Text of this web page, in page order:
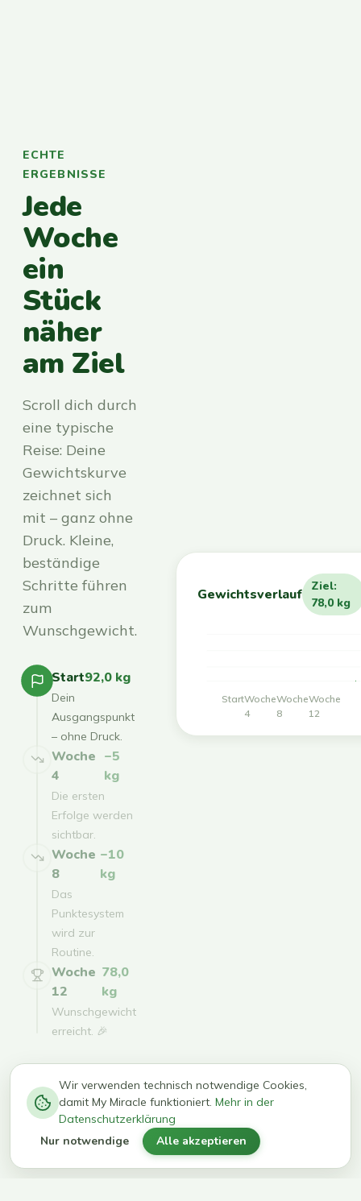
ECHTE
ERGEBNISSE
Jede
Woche
ein
Stück
näher
am Ziel
Scroll dich durch
eine typische
Reise: Deine
Gewichtskurve
zeichnet sich
mit – ganz ohne
Druck. Kleine,
beständige
Schritte führen
zum
Wunschgewicht.
Start92,0 kg
Dein
Ausgangspunkt
– ohne Druck.
Woche
4
−5
kg
Die ersten
Erfolge werden
sichtbar.
Woche
8
−10
kg
Das
Punktesystem
wird zur
Routine.
Woche
12
78,0
kg
Wunschgewicht
erreicht. 🎉
−0
kg in 12
Wochen
0%
erreichen
ihr Ziel
Gewichtsverlauf
Ziel:
78,0 kg
StartWoche
4
Woche
8
Woche
12
Wir verwenden technisch notwendige Cookies,
damit My Miracle funktioniert. Mehr in der
Datenschutzerklärung
Nur notwendige Alle akzeptieren